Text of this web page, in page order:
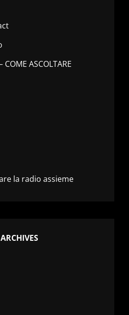
COME ASCOLTARE
la radio assieme
ARCHIVES